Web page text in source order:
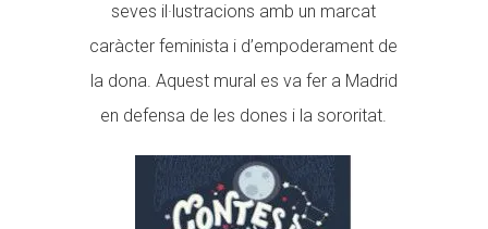
seves il·lustracions amb un marcat
caràcter feminista i d’empoderament de
la dona. Aquest mural es va fer a Madrid
en defensa de les dones i la sororitat.